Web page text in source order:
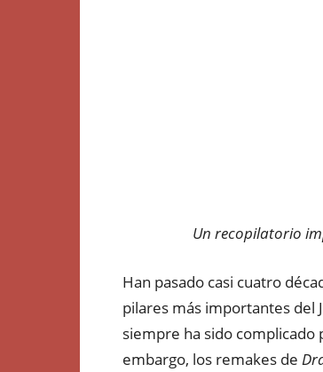
Un recopilatorio
Han pasado casi cuatro
pilares más importantes del
siempre ha sido complicado
embargo, los remakes de